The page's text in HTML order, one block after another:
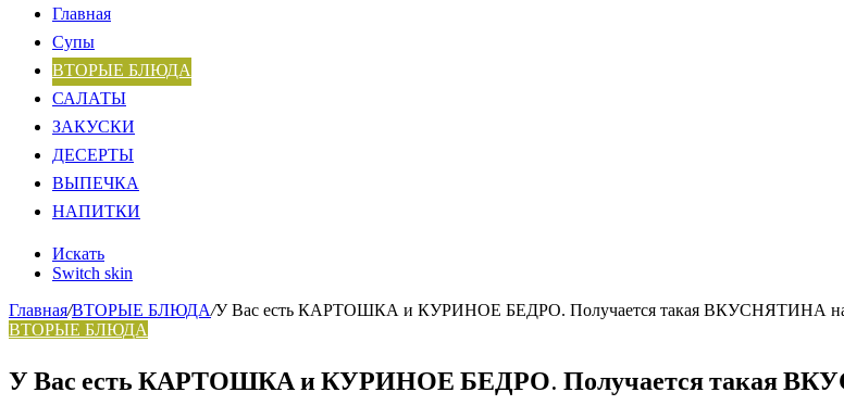
Главная
Супы
ВТОРЫЕ БЛЮДА
САЛАТЫ
ЗАКУСКИ
ДЕСЕРТЫ
ВЫПЕЧКА
НАПИТКИ
Искать
Switch skin
Главная/ВТОРЫЕ БЛЮДА/У Вас есть КАРТОШКА и КУРИНОЕ БЕДРО. Получается такая ВКУСНЯТИНА
ВТОРЫЕ БЛЮДА
У Вас есть КАРТОШКА и КУРИНОЕ БЕДРО. Получается такая